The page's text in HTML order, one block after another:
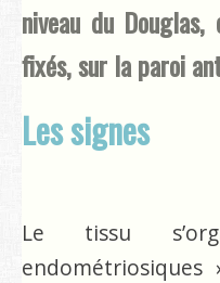
niveau du
fixés, sur la paroi
Les signes
Le tissu